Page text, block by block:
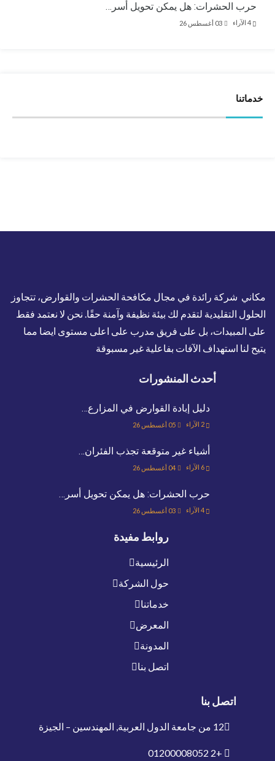
حرب الحشرات: هل يمكن تحويل أسر…
03 أغسطس 26 الآراء
خدماتنا
مكاني شركة رائدة في مجال مكافحة الحشرات والقوارض، تتجاوز
الحلول التقليدية لتقدم لك بيئة نظيفة وآمنة حقًا. نحن لا نعتمد فقط
على المبيدات، بل على فريق مدرب على اعلى مستوى ايضا مما
يتيح لنا استهداف الآفات بفاعلية غير مسبوقة
أحدث المنشورات
دليل إبادة القوارض في المزارع…
05 أغسطس 26 الآراء
أشياء غير متوقعة تجذب الفئران…
04 أغسطس 26 الآراء
حرب الحشرات: هل يمكن تحويل أسر…
03 أغسطس 26 الآراء
روابط مفيدة
الرئيسية
حول الشركة
خدماتنا
المعرض
المدونة
اتصل بنا
اتصل بنا
12 من جامعة الدول العربية, المهندسين – الجيزة
+2
01200008052